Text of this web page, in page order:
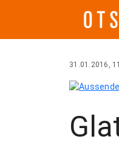
31.01.2016,